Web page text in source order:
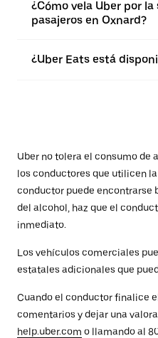
¿Cómo vela Uber por
pasajeros en Oxnard?
¿Uber Eats está
Uber no tolera el consumo de
los conductores que utilicen la
conductor puede encontrarse
del alcohol, haz que el
inmediato.
Los vehículos comerciales
estatales adicionales que
Cuando el conductor finalice
comentarios y dejar una
help.uber.com o llamando al